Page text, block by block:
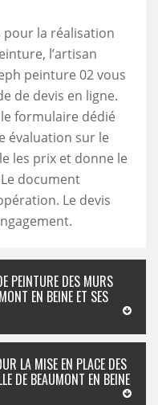
pour la réalisation
l’artisan
peinture 02 vous
de devis en ligne.
formulaire dédié
évaluation sur le
les prix et donne le
document
Le devis
PEINTURE DES MURS
EN BEINE ET SES
LA MISE EN PLACE DES
DE BEAUMONT EN BEINE